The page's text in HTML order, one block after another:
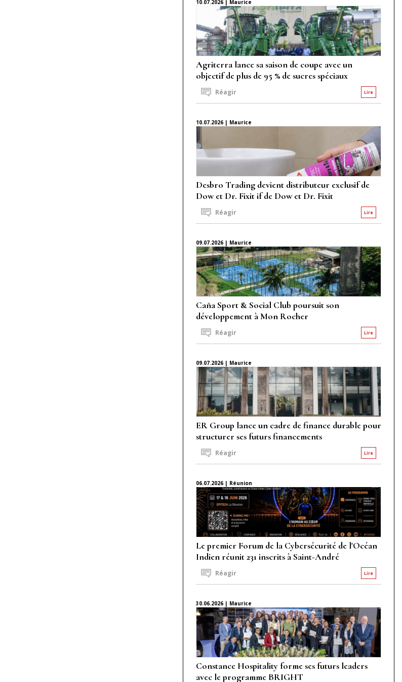
10.07.2026 | Maurice
Agriterra lance sa saison de coupe avec un
objectif de plus de 95 % de sucres spéciaux
Lire
Réagir
10.07.2026 | Maurice
Desbro Trading devient distributeur exclusif de
Dow et Dr. Fixit if de Dow et Dr. Fixit
Lire
Réagir
09.07.2026 | Maurice
Caña Sport & Social Club poursuit son
développement à Mon Rocher
Lire
Réagir
09.07.2026 | Maurice
ER Group lance un cadre de finance durable pour
structurer ses futurs financements
Lire
Réagir
06.07.2026 | Réunion
Le premier Forum de la Cybersécurité de l'Océan
Indien réunit 231 inscrits à Saint-André
Lire
Réagir
30.06.2026 | Maurice
Constance Hospitality forme ses futurs leaders
avec le programme BRIGHT